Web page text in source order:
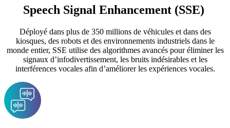
Speech Signal Enhancement (SSE)
Déployé dans plus de 350 millions de véhicules et dans des
kiosques, des robots et des environnements industriels dans le
monde entier, SSE utilise des algorithmes avancés pour éliminer les
signaux d’infodivertissement, les bruits indésirables et les
interférences vocales afin d’améliorer les expériences vocales.